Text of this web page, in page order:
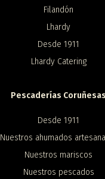
Filandón
Lhardy
Desde 1911
Lhardy Catering
Pescaderías Coruñesas
Desde 1911
Nuestros ahumados
Nuestros mariscos
Nuestros pescados